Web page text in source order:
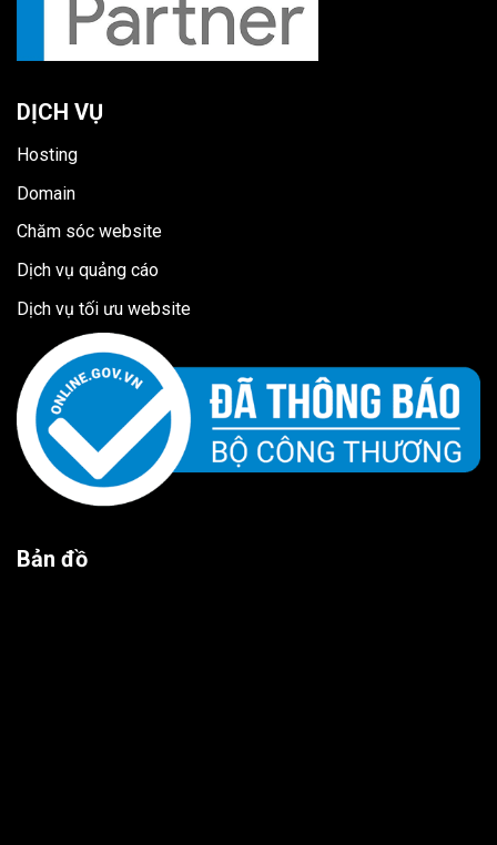
DỊCH VỤ
Hosting
Domain
Chăm sóc website
Dịch vụ quảng cáo
Dịch vụ tối ưu website
Bản đồ